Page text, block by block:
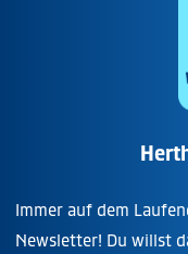
Immer auf dem
Newsletter! Du willst